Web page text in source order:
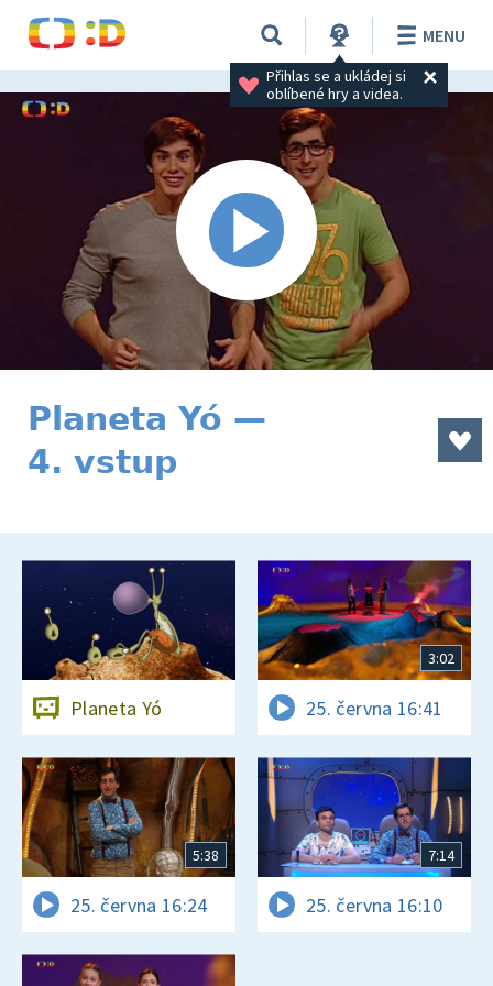
Přihlas se a ukládej si
oblíbené hry a videa.
MENU
Planeta Yó —
4. vstup
Planeta Yó
3:02
25. června 16:41
5:38
25. června 16:24
7:14
25. června 16:10